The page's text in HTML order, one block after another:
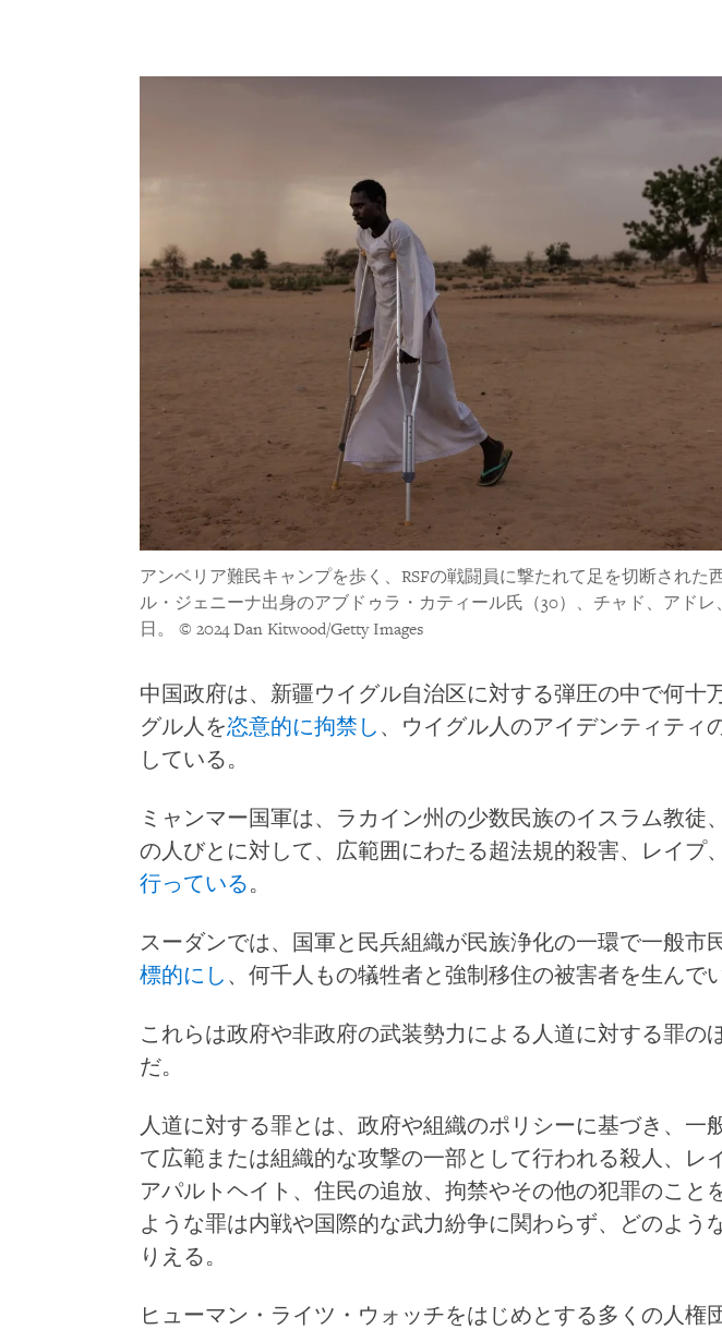
アンベリア難民キャンプを歩く、RSFの戦闘員に撃たれて足を切断された
ル・ジェニーナ出身のアブドゥラ・カティール氏（30）、チャド、アドレ
日。
© 2024 Dan Kitwood/Getty Images
中国政府は、新疆ウイグル自治区に対する弾圧の中で何十
グル人を恣意的に拘禁し 、ウイグル人のアイデンティティ
している。
ミャンマー国軍は、ラカイン州の少数民族のイスラム教徒
の人びとに対して、広範囲にわたる超法規的殺害、レイプ
行っている。
スーダンでは、国軍と民兵組織が民族浄化の一環で一般市
標的にし 、何千人もの犠牲者と強制移住の被害者を生んでい
これらは政府や非政府の武装勢力による人道に対する罪の
だ。
人道に対する罪とは、政府や組織のポリシーに基づき、一
て広範または組織的な攻撃の一部として行われる殺人、レ
アパルトヘイト、住民の追放、拘禁やその他の犯罪のこと
ような罪は内戦や国際的な武力紛争に関わらず、どのよう
りえる。
ヒューマン・ライツ・ウォッチをはじめとする多くの人権